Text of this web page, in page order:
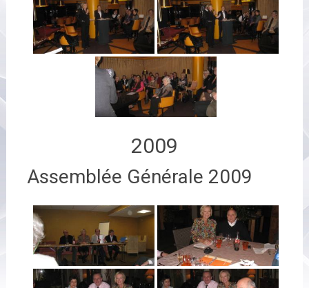
2009
Assemblée Générale 2009